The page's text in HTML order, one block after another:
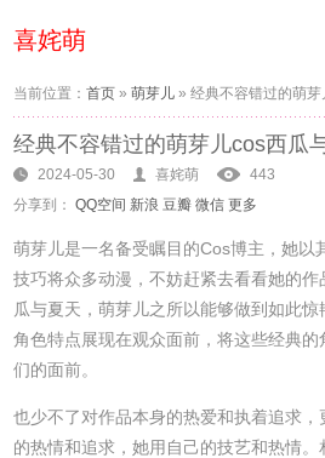
喜姹萌
当前位置：首页 »萌芽儿 »经典不容错过的萌
比
经典不容错过的萌芽儿cos西瓜
2024-05-30 喜姹萌
443
分享到： QQ空间 新浪 豆瓣 微信 更多
萌芽儿是一名备受瞩目的Cos博主，她以
技巧将众多动漫，不妨赶紧去看看她的
瓜与夏天，萌芽儿之所以能够做到如此
角色特点展现在观众面前，将这些经典
们的面前。
也少不了对作品本身的热爱和执着追求
的热情和追求，她用自己的技艺和热情